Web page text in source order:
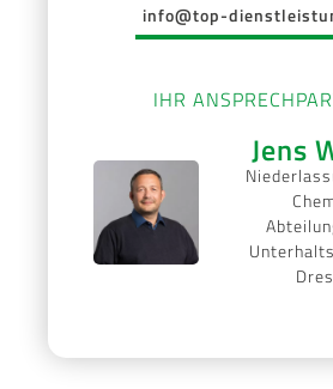
info@top-
IHR
Jens